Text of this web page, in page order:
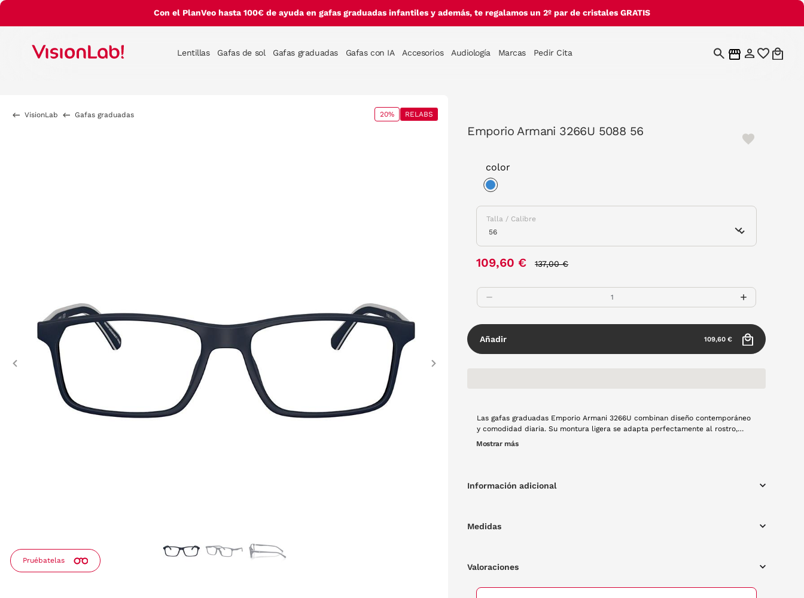
Con el PlanVeo hasta 100€ de ayuda en gafas graduadas infantiles y además, te regalamos un 2º par de cristales GRATIS
Lentillas Gafas de sol Gafas graduadas Gafas con IA Accesorios Audiología Marcas Pedir Cita
VisionLab Gafas graduadas 20% RELABS
Pruébatelas
Previous
Emporio Armani 3266U 5088 56
color
Talla / Calibre
109,60 € 137,00 €
Añadir 109,60 €
Las gafas graduadas Emporio Armani 3266U combinan diseño contemporáneo
y comodidad diaria. Su montura ligera se adapta perfectamente al rostro,
ofreciendo un uso prolongado sin molestias, mientras que los detalles
Mostrar más
Información adicional
Medidas
Valoraciones